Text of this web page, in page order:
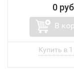
0
В